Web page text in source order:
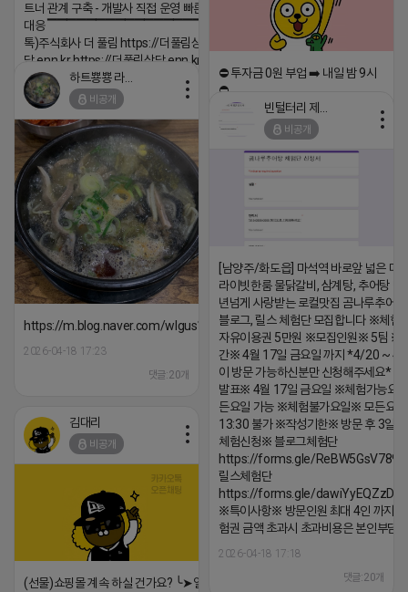
트너 관계 구축 - 개발사 직접 운영 빠른 피드백
대응 ▔▔▔▔▔▔▔▔▔▔▔▔▔▔▔▔▔▔ (카
톡)주식회사 더 풀림 https://더풀림상
담.enn.kr https://더풀림상담.enn.kr
2026-04-18 17:26
⛔️ 투자금 0원 부업 ➡️ 내일 밤 9시
⛔️
2026-04-18 17:23
하트뿅뿅 라이언
비공개
https://m.blog.naver.com/wlgus1647/224253846149
2026-04-18 17:23
댓글:20개
비공개
[남양주/화도읍] 마석역 바로앞 넓은 매
라이빗한룸 물닭갈비, 삼계탕, 추어탕 맛
년넘게 사랑받는 로컬맛집 곰나루추어
블로그, 릴스 체험단 모집합니다 ※체험
자유이용권 5만원 ※모집인원※ 5팀 ※
간※ 4월 17일 금요일 까지 *4/20 ~ 4/
이 방문 가능하신분만 신청해주세요* ※
발표※ 4월 17일 금요일 ※체험가능요
든요일 가능 ※체험불가요일※ 모든요
13:30 불가 ※작성기한※ 방문 후 3일
체험신청※ 블로그체험단
https://forms.gle/
릴스체험단
https://forms.gle/
※특이사항※ 방문인원 최대 4인 까지
험권 금액 초과시 초과비용은 본인부담
2026-04-18 17:18
댓글:20개
김대리
비공개
(선물)쇼핑몰 계속 하실 건가요? ╰➤열심히 해도 안되는